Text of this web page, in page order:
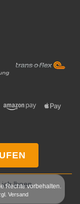
Rechte vorbehalten.
Versand
Ihnen